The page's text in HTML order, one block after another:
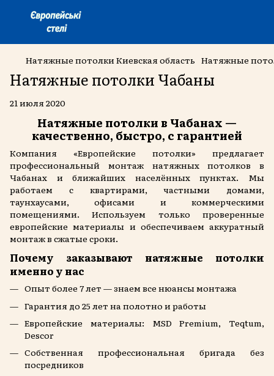
Натяжные потолки Киевская область Натяжные
Натяжные потолки Чабаны
21 июля 2020
Натяжные потолки в Чабанах —
качественно, быстро, с гарантией
Компания «Европейские потолки» предлагает
профессиональный монтаж натяжных потолков в
Чабанах и ближайших населённых пунктах. Мы
работаем с квартирами, частными домами,
таунхаусами, офисами и коммерческими
помещениями. Используем только проверенные
европейские материалы и обеспечиваем аккуратный
монтаж в сжатые сроки.
Почему заказывают натяжные потолки
именно у нас
Опыт более 7 лет — знаем все нюансы монтажа
Гарантия до 25 лет на полотно и работы
Европейские материалы: MSD Premium, Teqtum,
Descor
Собственная профессиональная бригада без
посредников